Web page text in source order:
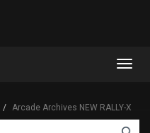
Arcade Archives NEW RALLY-X